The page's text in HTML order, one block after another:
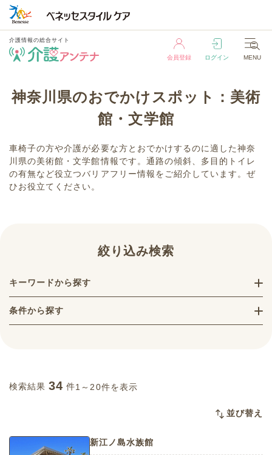
介護情報の総合サイト
会員登録 ログイン MENU
会員登録 ログイン MENU
神奈川県のおでかけスポット：美術
館・文学館
車椅子の方や介護が必要な方とおでかけするのに適した神奈
川県の美術館・文学館情報です。通路の傾斜、多目的トイレ
の有無など役立つバリアフリー情報をご紹介しています。ぜ
ひお役立てください。
絞り込み検索
キーワードから探す
条件から探す
検索結果 34 件1～20件を表示
並び替え
新江ノ島水族館